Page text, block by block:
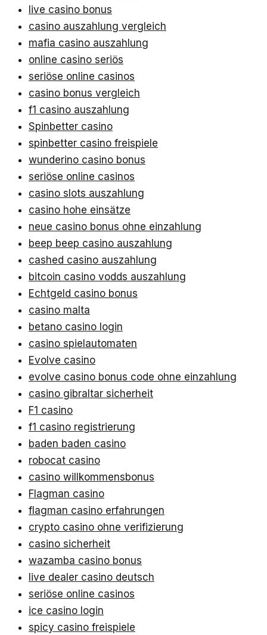
live casino bonus
casino auszahlung vergleich
mafia casino auszahlung
online casino seriös
seriöse online casinos
casino bonus vergleich
f1 casino auszahlung
Spinbetter casino
spinbetter casino freispiele
wunderino casino bonus
seriöse online casinos
casino slots auszahlung
casino hohe einsätze
neue casino bonus ohne einzahlung
beep beep casino auszahlung
cashed casino auszahlung
bitcoin casino vodds auszahlung
Echtgeld casino bonus
casino malta
betano casino login
casino spielautomaten
Evolve casino
evolve casino bonus code ohne einzahlung
casino gibraltar sicherheit
F1 casino
f1 casino registrierung
baden baden casino
robocat casino
casino willkommensbonus
Flagman casino
flagman casino erfahrungen
crypto casino ohne verifizierung
casino sicherheit
wazamba casino bonus
live dealer casino deutsch
seriöse online casinos
ice casino login
spicy casino freispiele